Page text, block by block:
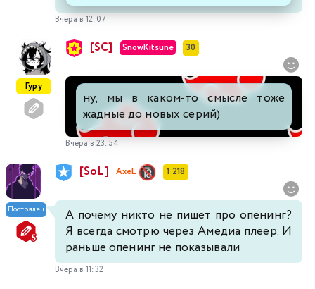
Вчера в 12:07
Гуру
[SC] SnowKitsune 30
ну, мы в каком-то смысле тоже
жадные до новых серий)
Вчера в 23:54
Постоялец
[SoL] AxeL 1 218
А почему никто не пишет про опенинг?
Я всегда смотрю через Амедиа плеер. И
раньше опенинг не показывали
Вчера в 11:32